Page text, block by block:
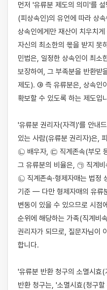
먼저 '유류분 제도의 의미'를
(피상속인)의 유언에 따라 상
상속인에게만 재산이 치우치게
자신의 최소한의 몫을 받지 못
민법은, 일정한 상속인이 최소
보장하여, 그 부족분을 반환받
제도). ③ 즉 유류분은, 상속인
확보할 수 있도록 하는 제도입
'유류분 권리자(자격)'를 안내
있는 사람(유류분 권리자)은,
㉡ 배우자, ㉢ 직계존속(부모
그 유류분의 비율은, ㉠ 직계
㉡ 직계존속·형제자매는 법정
기준 — 다만 형제자매의 유류
변동이 있을 수 있으므로 시
순위에 해당하는 가족(직계비
권리자가 되므로, 질문자님이
합니다.
'유류분 반환 청구의 소멸시
반환 청구는, '소멸시효(청구